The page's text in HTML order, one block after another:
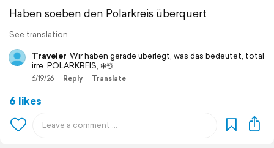
Haben soeben den Polarkreis überquert
See translation
Traveler Wir haben gerade überlegt, was das bedeutet, total
irre. POLARKREIS, ❄️☃️
6/19/26 Reply Translate
6 likes